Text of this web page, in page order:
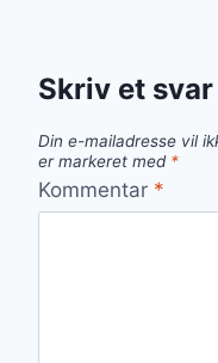
Skriv et svar
Din e-mailadresse vil
er markeret med *
Kommentar *